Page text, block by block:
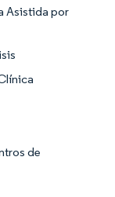
Asistida por
de